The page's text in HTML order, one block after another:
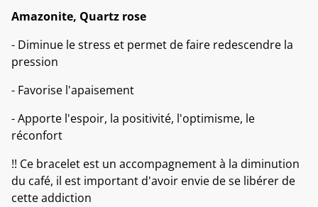
Amazonite, Quartz rose
- Diminue le stress et permet de faire redescendre la
pression
- Favorise l'apaisement
- Apporte l'espoir, la positivité, l'optimisme, le
réconfort
!! Ce bracelet est un accompagnement à la diminution
du café, il est important d'avoir envie de se libérer de
cette addiction